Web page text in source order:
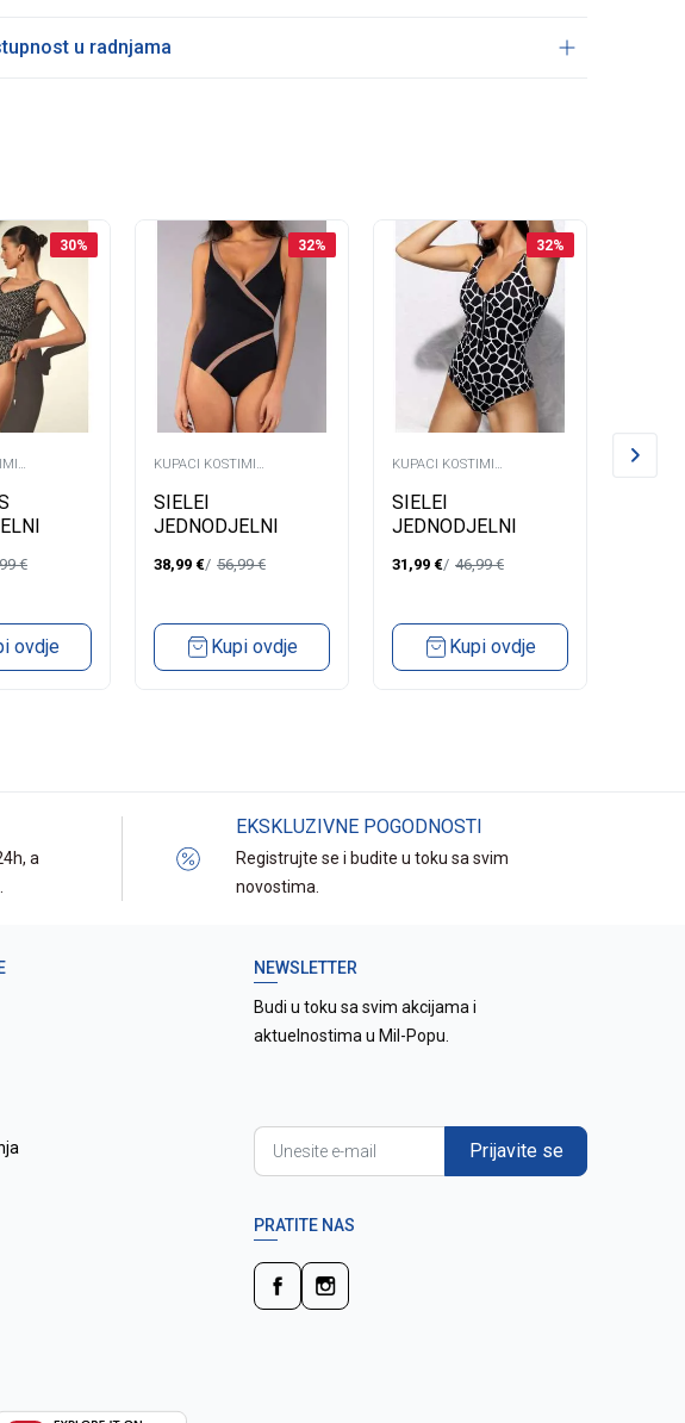
u radnjama
30%
€
ovdje
32%
KUPACI KOSTIMI
JEDNODJELNI
SIELEI
JEDNODJELNI
38,99 € 56,99€
Kupi ovdje
32%
KUPACI KOSTIMI
JEDNODJELNI
SIELEI
JEDNODJELNI
31,99 € 46,99€
Kupi ovdje
KUPACI
a
EKSKLUZIVNE POGODNOSTI
Registrujte se i budite u toku sa svim
novostima.
NEWSLETTER
Budi u toku sa svim akcijama i
aktuelnostima u Mil-Popu.
Prijavite se
PRATITE NAS